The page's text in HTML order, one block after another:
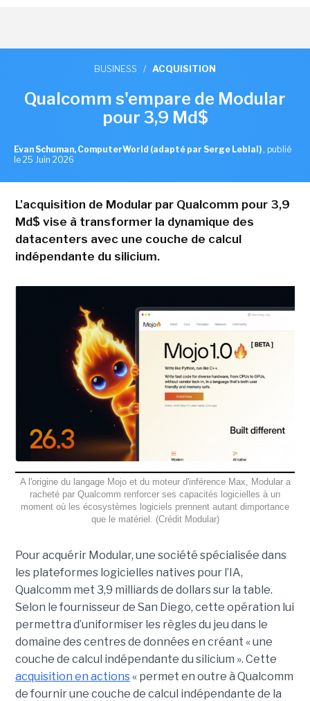
BUSINESS / ACQUISITION
Qualcomm s'empare de Modular
pour 3,9 Md$
Evan Schuman, ComputerWorld (adapté par Serge Leblal) , publié
le 25 Juin 2026
L'acquisition de Modular par Qualcomm pour 3,9
Md$ vise à transformer la dynamique des
datacenters avec une couche de calcul
indépendante du silicium.
A l'origine du langage Mojo et du moteur d'inférence Max, Modular a
racheté par Qualcomm renforcer ses capacités logicielles à un
moment où les écosystèmes logiciels prennent autant dimportance
que le matériel. (Crédit Modular)
Pour acquérir Modular, une société spécialisée dans
les plateformes logicielles natives pour l’IA,
Qualcomm met 3,9 milliards de dollars sur la table.
Selon le fournisseur de San Diego, cette opération lui
permettra d’uniformiser les règles du jeu dans le
domaine des centres de données en créant « une
couche de calcul indépendante du silicium ». Cette
acquisition en actions« permet en outre à Qualcomm
de fournir une couche de calcul indépendante de la